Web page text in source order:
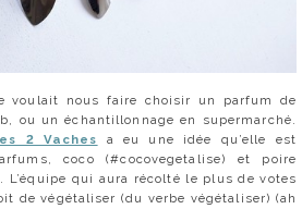
voulait nous faire choisir un parfum de
ou un échantillonnage en supermarché.
2 Vaches
a eu une idée qu’elle est
coco (#cocovegetalise) et poire
L’équipe qui aura récolté le plus de votes
de végétaliser (du verbe végétaliser) (ah